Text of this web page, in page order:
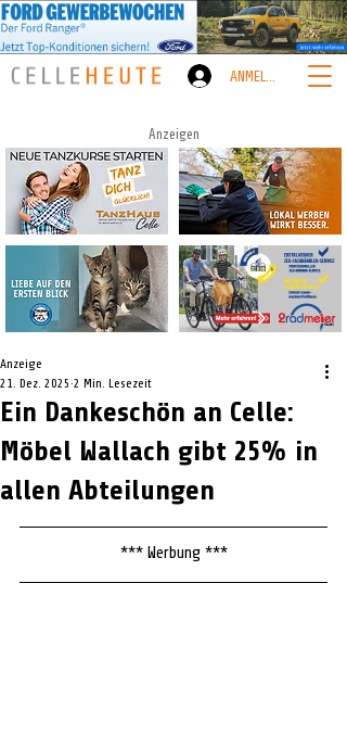
ANMELDEN
Anzeigen
Ein Dankeschön an Celle:
Möbel Wallach gibt 25% in
allen Abteilungen
Anzeige
21. Dez. 2025 2 Min. Lesezeit
*** Werbung ***